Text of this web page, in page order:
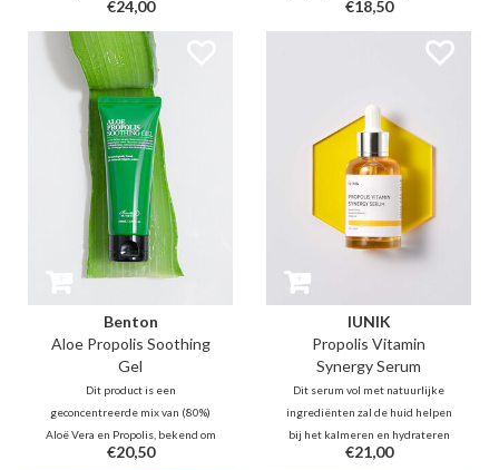
populaire hanbang ingrediënten
zoals ginseng en rijstwater. Deze
crème helpt de teint en textuur
van de huid te egaliseren.
€24,00
acne en flare-ups terwijl het je
huid glans en gloed geeft. De
lichte honingachtige textuur kan
houden.
€18,50
Benton
Aloe Propolis Soothing
Gel
Dit product is een
geconcentreerde mix van (80%)
Aloë Vera en Propolis, bekend om
zijn verzachtende
€20,50
IUNIK
Propolis Vitamin
Synergy Serum
Dit serum vol met natuurlijke
ingrediënten zal de huid helpen
bij het kalmeren en hydrateren
d.m.v. Propolis en Centella.
€21,00